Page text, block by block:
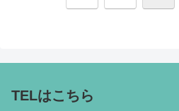
TELはこちら